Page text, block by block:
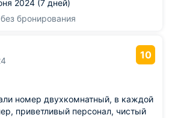
2024 (7 дней)
бронирования
10
номер двухкомнатный, в каждой
приветливый персонал, чистый